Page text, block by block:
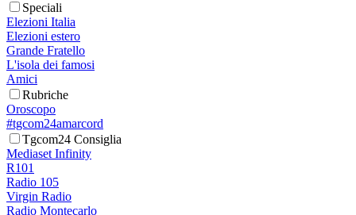
Speciali
Elezioni Italia
Elezioni estero
Grande Fratello
L'isola dei famosi
Amici
Rubriche
Oroscopo
#tgcom24amarcord
Tgcom24 Consiglia
Mediaset Infinity
R101
Radio 105
Virgin Radio
Radio Montecarlo